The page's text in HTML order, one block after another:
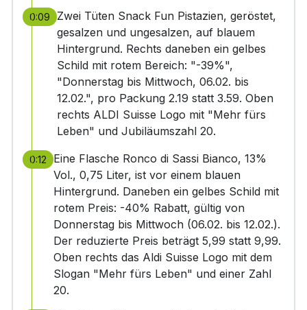
0:09
Zwei Tüten Snack Fun Pistazien, geröstet,
gesalzen und ungesalzen, auf blauem
Hintergrund. Rechts daneben ein gelbes
Schild mit rotem Bereich: "-39%",
"Donnerstag bis Mittwoch, 06.02. bis
12.02.", pro Packung 2.19 statt 3.59. Oben
rechts ALDI Suisse Logo mit "Mehr fürs
Leben" und Jubiläumszahl 20.
0:12
Eine Flasche Ronco di Sassi Bianco, 13%
Vol., 0,75 Liter, ist vor einem blauen
Hintergrund. Daneben ein gelbes Schild mit
rotem Preis: -40% Rabatt, gültig von
Donnerstag bis Mittwoch (06.02. bis 12.02.).
Der reduzierte Preis beträgt 5,99 statt 9,99.
Oben rechts das Aldi Suisse Logo mit dem
Slogan "Mehr fürs Leben" und einer Zahl
20.